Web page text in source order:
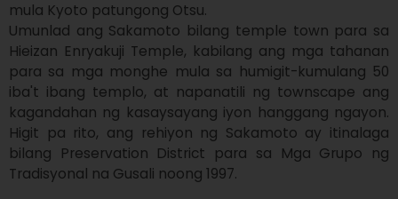
mula Kyoto patungong Otsu.
Umunlad ang Sakamoto bilang temple town para sa
Hieizan Enryakuji Temple, kabilang ang mga tahanan
para sa mga monghe mula sa humigit-kumulang 50
iba't ibang templo, at napanatili ng townscape ang
kagandahan ng kasaysayang iyon hanggang ngayon.
Higit pa rito, ang rehiyon ng Sakamoto ay itinalaga
bilang Preservation District para sa Mga Grupo ng
Tradisyonal na Gusali noong 1997.